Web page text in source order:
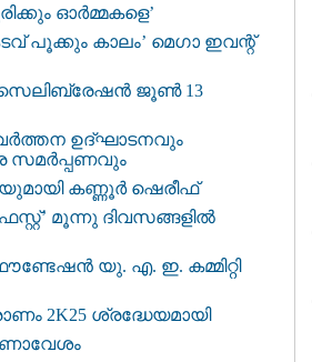
ഓര്‍മ്മകളെ’
പൂക്കും കാലം’ മെഗാ ഇവന്റ്
ജൂൺ 13
ഉദ്ഘാടനവും
സമർപ്പണവും
കണ്ണൂർ ഷെരീഫ്
മൂന്നു ദിവസങ്ങളിൽ
യു. എ. ഇ. കമ്മിറ്റി
2K25 ശ്രദ്ധേയമായി